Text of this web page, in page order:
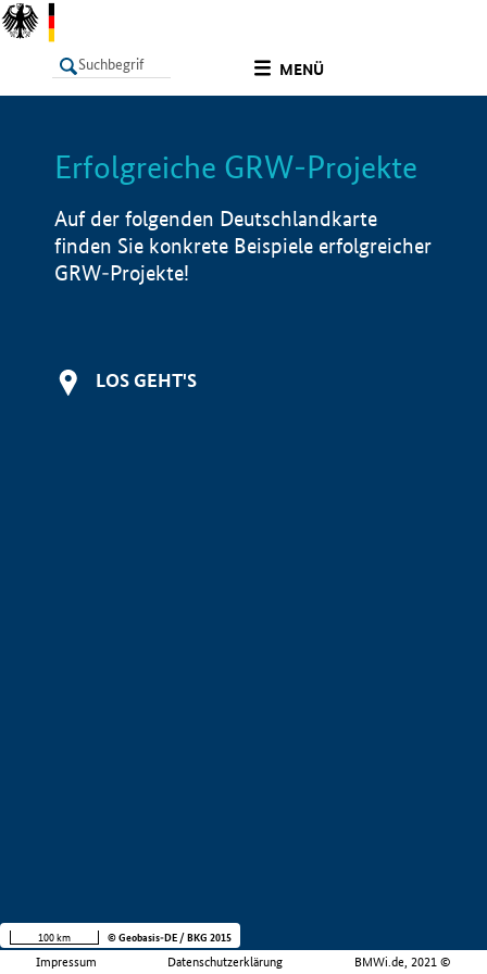
MENÜ
LISTE Info
Erfolgreiche GRW-Projekte
Auf der folgenden Deutschlandkarte
finden Sie konkrete Beispiele erfolgreicher
GRW-Projekte!
LOS GEHT'S
Impressum Datenschutzerklärung BMWi.de, 2021 ©
100 km © Geobasis-DE / BKG 2015